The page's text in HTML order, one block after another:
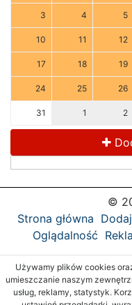
3 4 5
10 11 12
17 18 19
24 25 26
31 1 2
©
Strona główna
Oglądalność
Używamy plików cookies
umieszczanie naszym
usług, reklamy, statystyk.